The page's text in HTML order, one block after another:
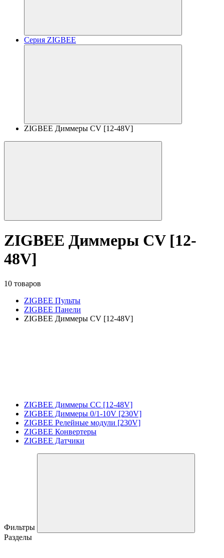
Серия ZIGBEE
ZIGBEE Диммеры CV [12-48V]
ZIGBEE Диммеры CV [12-
48V]
10 товаров
ZIGBEE Пульты
ZIGBEE Панели
ZIGBEE Диммеры CV [12-48V]
ZIGBEE Диммеры CC [12-48V]
ZIGBEE Диммеры 0/1-10V [230V]
ZIGBEE Релейные модули [230V]
ZIGBEE Конвертеры
ZIGBEE Датчики
Фильтры
Разделы